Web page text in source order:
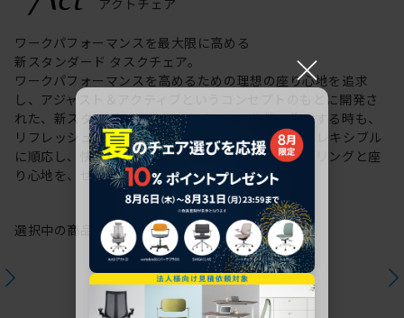
ワークパフォーマンスを最大限に高める
新スタンダード タスクチェア。
ワークパフォーマンスを高めるための理想の座り心地を追求
し、アジャスト＆アクティブというコンセプトのもとに開発さ
れた、新スタンダードのタスクチェア。作業に集中する時も、
リフレッシュする時も、座る姿勢や身体の動きにフレキシブル
に順応し、快適にサポートします。新感覚のスタイリングと座
り心地を、ぜひご体感ください。
選択中の商品情報保証注意事項
×